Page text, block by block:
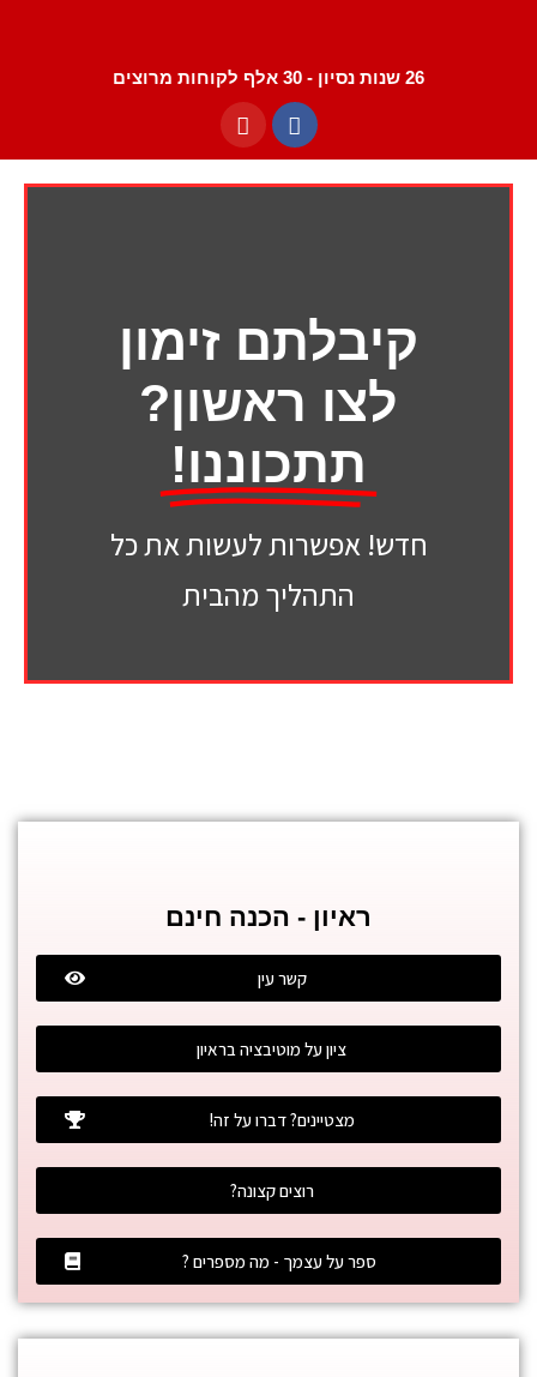
26 שנות נסיון - 30 אלף לקוחות מרוצים
קיבלתם זימון
לצו ראשון?
תתכוננו!
חדש! אפשרות לעשות את כל
התהליך מהבית
ראיון - הכנה חינם
קשר עין
ציון על מוטיבציה בראיון
מצטיינים? דברו על זה!
רוצים קצונה?
ספר על עצמך - מה מספרים ?